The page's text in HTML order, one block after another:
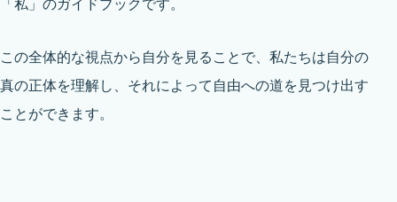
この全体的な視点から自分を見ることで、私たちは自分の
真の正体を理解し、それによって自由への道を見つけ出す
ことができます。